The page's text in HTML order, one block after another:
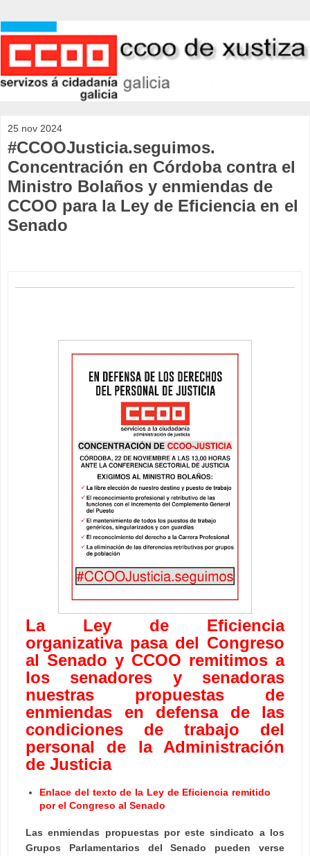
25 nov 2024
#CCOOJusticia.seguimos.
Concentración en Córdoba contra el
Ministro Bolaños y enmiendas de
CCOO para la Ley de Eficiencia en el
Senado
La Ley de Eficiencia
organizativa pasa del Congreso
al Senado y CCOO remitimos a
los senadores y senadoras
nuestras propuestas de
enmiendas en defensa de las
condiciones de trabajo del
personal de la Administración
de Justicia
Enlace del texto de la Ley de Eficiencia remitido
por el Congreso al Senado
Las enmiendas propuestas por este sindicato a los
Grupos Parlamentarios del Senado pueden verse